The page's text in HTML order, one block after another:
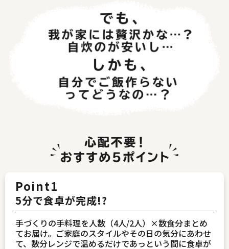
Point1
5分で食卓が完成!?
手づくりの手料理を人数（4人/2人）×数食分まとめ
てお届け。ご家庭のスタイルやその日の気分にあわせ
て、数分レンジで温めるだけであっという間に食卓が